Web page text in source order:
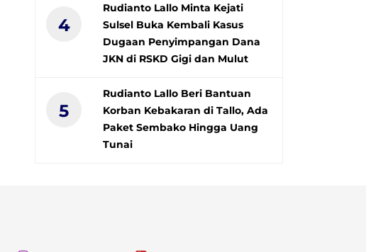
4
Rudianto Lallo Minta Kejati
Sulsel Buka Kembali Kasus
Dugaan Penyimpangan Dana
JKN di RSKD Gigi dan Mulut
5
Rudianto Lallo Beri Bantuan
Korban Kebakaran di Tallo, Ada
Paket Sembako Hingga Uang
Tunai